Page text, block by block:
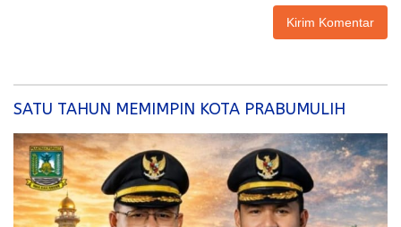
SATU TAHUN MEMIMPIN KOTA PRABUMULIH